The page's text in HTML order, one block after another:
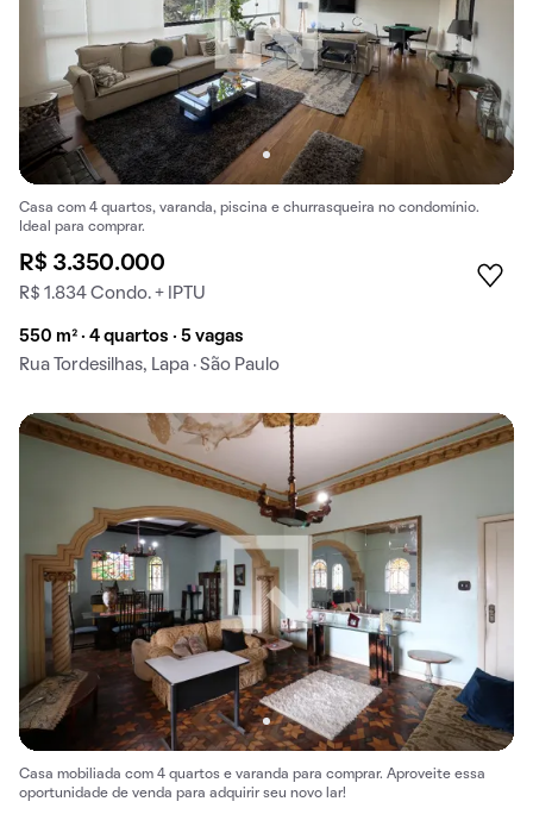
Casa com 4 quartos, varanda, piscina e churrasqueira no condomínio.
Ideal para comprar.
R$ 3.350.000
R$ 1.834 Condo. + IPTU
550 m² · 4 quartos · 5 vagas
Rua Tordesilhas, Lapa · São Paulo
Casa mobiliada com 4 quartos e varanda para comprar. Aproveite essa
oportunidade de venda para adquirir seu novo lar!